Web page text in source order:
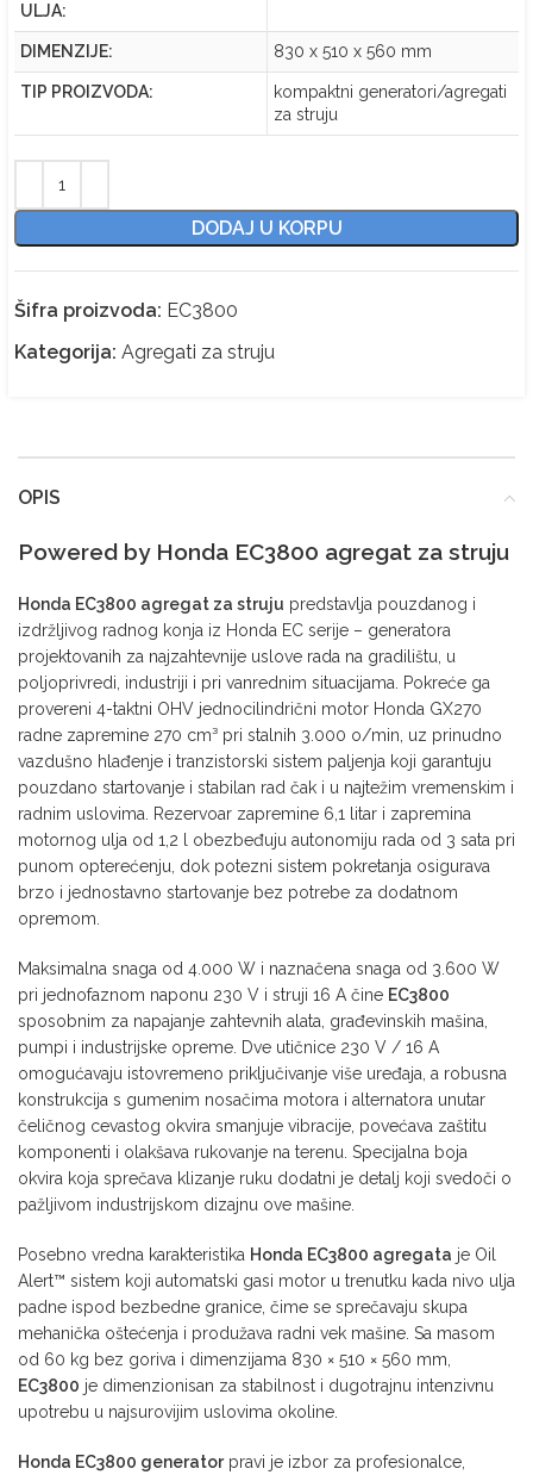
ULJA:
DIMENZIJE: 830 x 510 x 560 mm
TIP PROIZVODA:
kompaktni generatori/agregati
za struju
DODAJ U KORPU
Šifra proizvoda: EC3800
Kategorija: Agregati za struju
OPIS
Powered by Honda EC3800 agregat za struju
Honda EC3800 agregat za struju predstavlja pouzdanog i
izdržljivog radnog konja iz Honda EC serije – generatora
projektovanih za najzahtevnije uslove rada na gradilištu, u
poljoprivredi, industriji i pri vanrednim situacijama. Pokreće ga
provereni 4-taktni OHV jednocilindrični motor Honda GX270
radne zapremine 270 cm³ pri stalnih 3.000 o/min, uz prinudno
vazdušno hlađenje i tranzistorski sistem paljenja koji garantuju
pouzdano startovanje i stabilan rad čak i u najtežim vremenskim i
radnim uslovima. Rezervoar zapremine 6,1 litar i zapremina
motornog ulja od 1,2 l obezbeđuju autonomiju rada od 3 sata pri
punom opterećenju, dok potezni sistem pokretanja osigurava
brzo i jednostavno startovanje bez potrebe za dodatnom
opremom.
Maksimalna snaga od 4.000 W i naznačena snaga od 3.600 W
pri jednofaznom naponu 230 V i struji 16 A čine EC3800
sposobnim za napajanje zahtevnih alata, građevinskih mašina,
pumpi i industrijske opreme. Dve utičnice 230 V / 16 A
omogućavaju istovremeno priključivanje više uređaja, a robusna
konstrukcija s gumenim nosačima motora i alternatora unutar
čeličnog cevastog okvira smanjuje vibracije, povećava zaštitu
komponenti i olakšava rukovanje na terenu. Specijalna boja
okvira koja sprečava klizanje ruku dodatni je detalj koji svedoči o
pažljivom industrijskom dizajnu ove mašine.
Posebno vredna karakteristika Honda EC3800 agregata je Oil
Alert™ sistem koji automatski gasi motor u trenutku kada nivo ulja
padne ispod bezbedne granice, čime se sprečavaju skupa
mehanička oštećenja i produžava radni vek mašine. Sa masom
od 60 kg bez goriva i dimenzijama 830 × 510 × 560 mm,
EC3800 je dimenzionisan za stabilnost i dugotrajnu intenzivnu
upotrebu u najsurovijim uslovima okoline.
Honda EC3800 generatorpravi je izbor za profesionalce,